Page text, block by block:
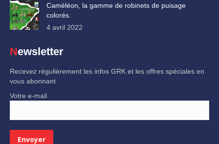
Caméléon, la gamme de robinets de puisage
colorés.
4 avril 2022
Newsletter
Recevez régulièrement les infos GRK et les offres spéciales en
vous abonnant
Votre e-mail